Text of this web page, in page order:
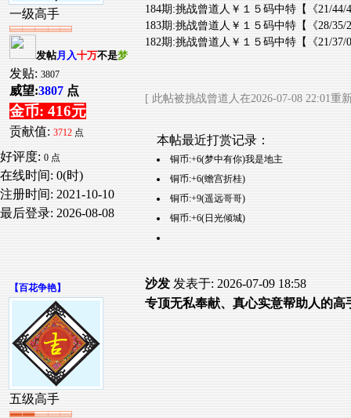
一级高手
发帖月入十万不是梦
发贴: 3807
威望:3807 点
金币: 416元
贡献值: 3712 点
好评度: 0 点
在线时间: 0(时)
注册时间: 2021-10-10
最后登录: 2026-08-08
184期:挑战曾道人￥１５码中特【《21/44/
183期:挑战曾道人￥１５码中特【《28/35/
182期:挑战曾道人￥１５码中特【《21/37/
[ 此帖被挑战曾道人在2026-07-08 22:01重
本帖最近打赏记录：
铜币:+6(梦中有你)我是地主
铜币:+6(蟾宫折桂)
铜币:+9(遥远哥哥)
铜币:+6(日光倾城)
【百花争艳】
五级高手
沙发 发表于: 2026-07-09 18:58
专顶无私奉献、真心实意帮助人的